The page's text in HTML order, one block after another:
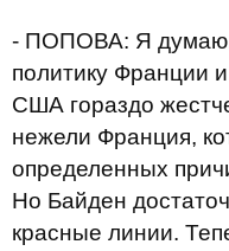
- ПОПОВА: Я думаю,
политику Франции
США гораздо
нежели Франция,
определенных
Но Байден
красные линии.